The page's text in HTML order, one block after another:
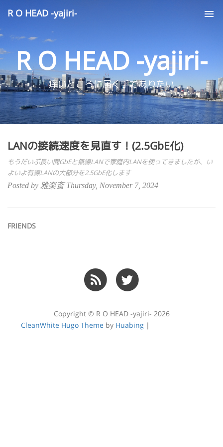
R O HEAD -yajiri-
R O HEAD -yajiri-
痒いところに届く手でありたい
LANの接続速度を見直す！(2.5GbE化)
もうだいぶ長い間GbEと無線LANで家庭内LANを使ってきましたが、い
よいよ有線LANの大部分を2.5GbE化します
Posted by 雅楽斎 Thursday, November 7, 2024
FRIENDS
Copyright © R O HEAD -yajiri- 2026
CleanWhite Hugo Theme by Huabing|